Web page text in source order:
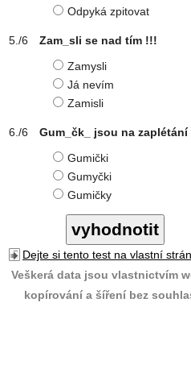
Odpyká zpitovat
Zam_sli se nad tím !!!
Zamysli
Já nevím
Zamisli
Gum_čk_ jsou na zaplétání
Gumički
Gumyčki
Gumičky
Dejte si tento test na vlastní
Veškerá data jsou vlastnictvím
kopírování a šíření bez